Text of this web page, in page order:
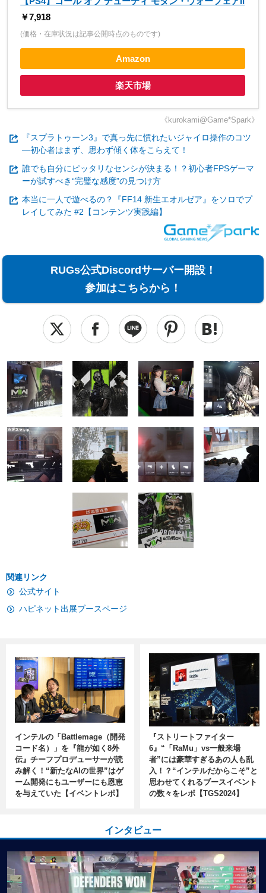
￥7,918
(価格・在庫状況は記事公開時点のものです)
Amazon
楽天市場
《kurokami@Game*Spark》
『スプラトゥーン3』で真っ先に慣れたいジャイロ操作のコツ
―初心者はまず、思わず傾く体をこらえて！
誰でも自分にピッタリなセンシが決まる！？初心者FPSゲーマ
ーが試すべき“完璧な感度”の見つけ方
本当に一人で遊べるの？『FF14 新生エオルゼア』をソロでプ
レイしてみた #2【コンテンツ実践編】
RUGs公式Discordサーバー開設！
参加はこちらから！
関連リンク
公式サイト
ハピネット出展ブースページ
インテルの「Battlemage（開発
コード名）」を『龍が如く8外
伝』チーフプロデューサーが読
み解く！“新たなAIの世界”はゲ
ーム開発にもユーザーにも恩恵
を与えていた【イベントレポ】
『ストリートファイター
6』“「RaMu」vs一般来場
者”には豪華すぎるあの人も乱
入！？“インテルだからこそ”と
思わせてくれるブースイベント
の数々をレポ【TGS2024】
インタビュー